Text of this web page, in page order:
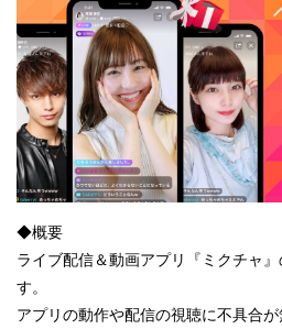
◆概要
ライブ配信＆動画アプリ『ミクチャ
す。
アプリの動作や配信の視聴に不具合